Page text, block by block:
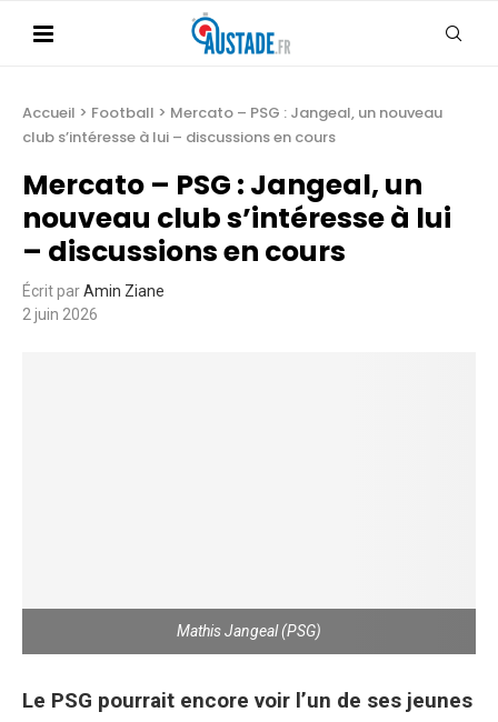
Accueil > Football > Mercato – PSG : Jangeal, un nouveau
club s’intéresse à lui – discussions en cours
Mercato – PSG : Jangeal, un
nouveau club s’intéresse à lui
– discussions en cours
Écrit parAmin Ziane
2 juin 2026
Mathis Jangeal (PSG)
Le PSG pourrait encore voir l’un de ses jeunes